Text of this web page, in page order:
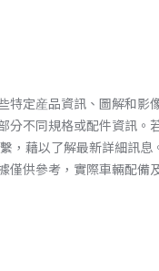
特定産品資訊、圖解和
分不同規格或配件資訊
，藉以了解最新詳細訊息
僅供參考，實際車輛配